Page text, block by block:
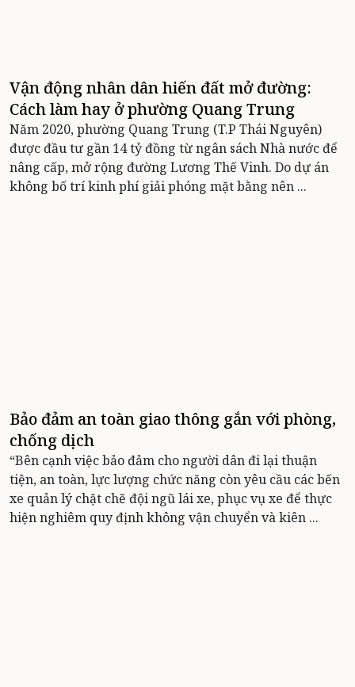
Vận động nhân dân hiến đất mở đường:
Cách làm hay ở phường Quang Trung
Năm 2020, phường Quang Trung (T.P Thái Nguyên)
được đầu tư gần 14 tỷ đồng từ ngân sách Nhà nước để
nâng cấp, mở rộng đường Lương Thế Vinh. Do dự án
không bố trí kinh phí giải phóng mặt bằng nên ...
Bảo đảm an toàn giao thông gắn với phòng,
chống dịch
“Bên cạnh việc bảo đảm cho người dân đi lại thuận
tiện, an toàn, lực lượng chức năng còn yêu cầu các bến
xe quản lý chặt chẽ đội ngũ lái xe, phục vụ xe để thực
hiện nghiêm quy định không vận chuyển và kiên ...